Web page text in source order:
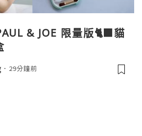
& JOE 限量版🐈‍⬛貓
29分鐘前